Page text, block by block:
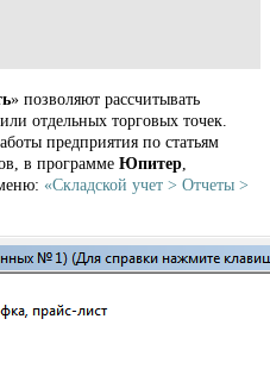
» позволяют рассчитывать
отдельных торговых точек.
предприятия по статьям
в программе Юпитер
«Складской учет > Отчеты >